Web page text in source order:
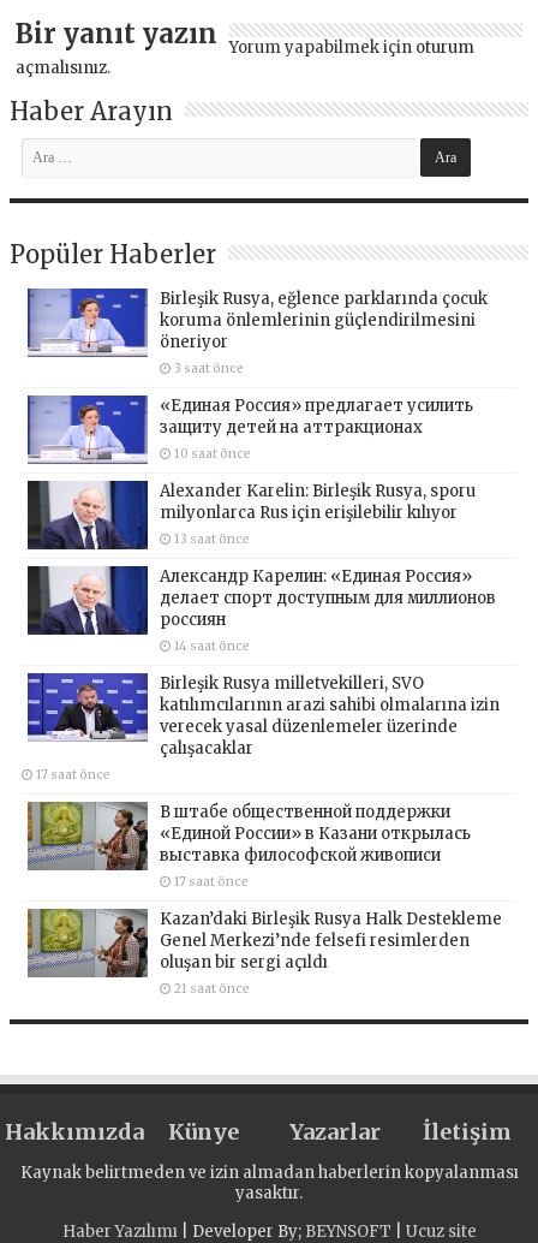
Bir yanıt yazın Yorum yapabilmek için oturum
açmalısınız.
Haber Arayın
Popüler Haberler
Birleşik Rusya, eğlence parklarında çocuk
koruma önlemlerinin güçlendirilmesini
öneriyor
3 saat önce
«Единая Россия» предлагает усилить
защиту детей на аттракционах
10 saat önce
Alexander Karelin: Birleşik Rusya, sporu
milyonlarca Rus için erişilebilir kılıyor
13 saat önce
Александр Карелин: «Единая Россия»
делает спорт доступным для миллионов
россиян
14 saat önce
Birleşik Rusya milletvekilleri, SVO
katılımcılarının arazi sahibi olmalarına izin
verecek yasal düzenlemeler üzerinde
çalışacaklar
17 saat önce
В штабе общественной поддержки
«Единой России» в Казани открылась
выставка философской живописи
17 saat önce
Kazan’daki Birleşik Rusya Halk Destekleme
Genel Merkezi’nde felsefi resimlerden
oluşan bir sergi açıldı
21 saat önce
Hakkımızda Künye Yazarlar İletişim
Kaynak belirtmeden ve izin almadan haberlerin kopyalanması
yasaktır.
Haber Yazılımı| Developer By; BEYNSOFT Ucuz site